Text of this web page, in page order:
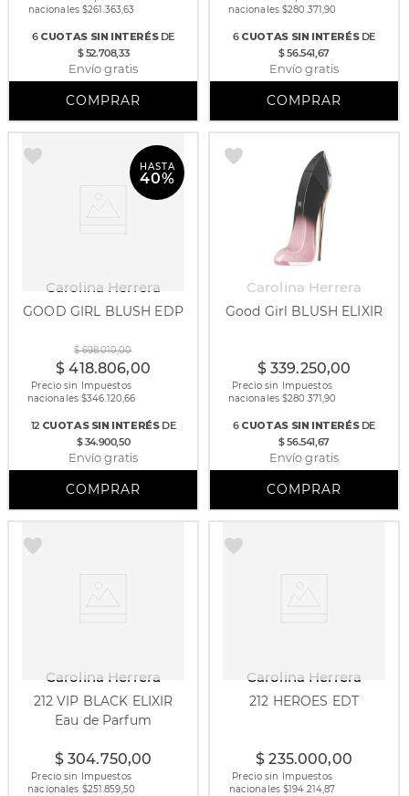
nacionales $261.363,63
6CUOTAS SIN INTERÉSDE
$ 52.708,33
Envío gratis
nacionales $280.371,90
6CUOTAS SIN INTERÉSDE
$ 56.541,67
Envío gratis
HASTA
40%
Carolina Herrera
GOOD GIRL BLUSH EDP
$ 698.010,00
$ 418.806,00
Precio sin Impuestos
nacionales $346.120,66
12CUOTAS SIN INTERÉSDE
$ 34.900,50
Envío gratis
Carolina Herrera
Good Girl BLUSH ELIXIR
$ 339.250,00
Precio sin Impuestos
nacionales $280.371,90
6CUOTAS SIN INTERÉSDE
$ 56.541,67
Envío gratis
100 ml
Carolina Herrera
212 VIP BLACK ELIXIR
Eau de Parfum
$ 304.750,00
Precio sin Impuestos
nacionales $251.859,50
Carolina Herrera
212 HEROES EDT
$ 235.000,00
Precio sin Impuestos
nacionales $194.214,87